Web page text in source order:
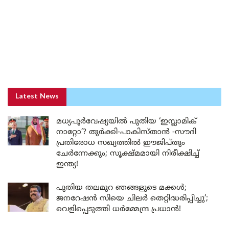
Latest News
മധ്യപൂർവേഷ്യയിൽ പുതിയ ‘ഇസ്ലാമിക്
നാറ്റോ’? തുർക്കി-പാകിസ്താൻ -സൗദി
പ്രതിരോധ സഖ്യത്തിൽ ഈജിപ്തും
ചേർന്നേക്കും; സൂക്ഷ്മമായി നിരീക്ഷിച്ച്
ഇന്ത്യ!
പുതിയ തലമുറ ഞങ്ങളുടെ മക്കൾ;
ജനറേഷൻ സിയെ ചിലർ തെറ്റിദ്ധരിപ്പിച്ചു’;
വെളിപ്പെടുത്തി ധർമ്മേന്ദ്ര പ്രധാൻ!